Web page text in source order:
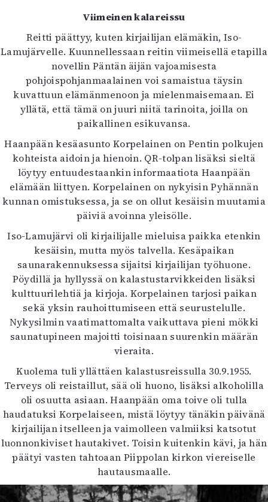
Viimeinen kalareissu
Reitti päättyy, kuten kirjailijan elämäkin, Iso-
Lamujärvelle. Kuunnellessaan reitin viimeisellä etapilla
novellin Päntän äijän vajoamisesta
pohjoispohjanmaalainen voi samaistua täysin
kuvattuun elämänmenoon ja mielenmaisemaan. Ei
yllätä, että tämä on juuri niitä tarinoita, joilla on
paikallinen esikuvansa.
Haanpään kesäasunto Korpelainen on Pentin polkujen
kohteista aidoin ja hienoin. QR-tolpan lisäksi sieltä
löytyy entuudestaankin informaatiota Haanpään
elämään liittyen. Korpelainen on nykyisin Pyhännän
kunnan omistuksessa, ja se on ollut kesäisin muutamia
päiviä avoinna yleisölle.
Iso-Lamujärvi oli kirjailijalle mieluisa paikka etenkin
kesäisin, mutta myös talvella. Kesäpaikan
saunarakennuksessa sijaitsi kirjailijan työhuone.
Pöydillä ja hyllyssä on kalastustarvikkeiden lisäksi
kulttuurilehtiä ja kirjoja. Korpelainen tarjosi paikan
sekä yksin rauhoittumiseen että seurustelulle.
Nykysilmin vaatimattomalta vaikuttava pieni mökki
saunatupineen majoitti toisinaan suurenkin määrän
vieraita.
Kuolema tuli yllättäen kalastusreissulla 30.9.1955.
Terveys oli reistaillut, sää oli huono, lisäksi alkoholilla
oli osuutta asiaan. Haanpään oma toive oli tulla
haudatuksi Korpelaiseen, mistä löytyy tänäkin päivänä
kirjailijan itselleen ja vaimolleen valmiiksi katsotut
luonnonkiviset hautakivet. Toisin kuitenkin kävi, ja hän
päätyi vasten tahtoaan Piippolan kirkon viereiselle
hautausmaalle.